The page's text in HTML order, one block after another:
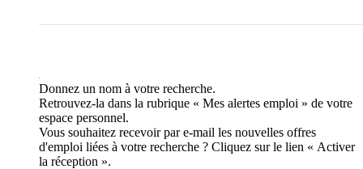
Donnez un nom à votre recherche.
Retrouvez-la dans la rubrique « Mes alertes emploi » de votre
espace personnel.
Vous souhaitez recevoir par e-mail les nouvelles offres
d'emploi liées à votre recherche ? Cliquez sur le lien « Activer
la réception ».